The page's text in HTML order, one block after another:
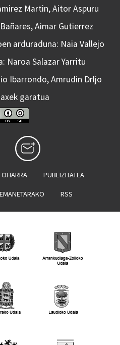
Martin, Aitor Aspuru
Aimar Gutierrez
arduraduna: Naia Vallejo
Naroa Salazar Yarritu
Ibarrondo, Amrudin Drljo
garatua
OHARRA PUBLIZITATEA
RSS